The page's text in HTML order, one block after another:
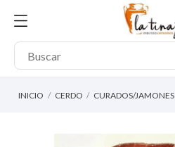
INICIO CERDO CURADOS/JAMONES